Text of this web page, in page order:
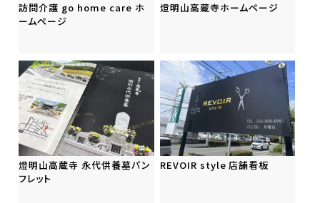
訪問介護 go home care ホ
ームページ
燈明山高蔵寺ホームページ
燈明山高蔵寺 永代供養墓パン
フレット
REVOIR style 店舗看板